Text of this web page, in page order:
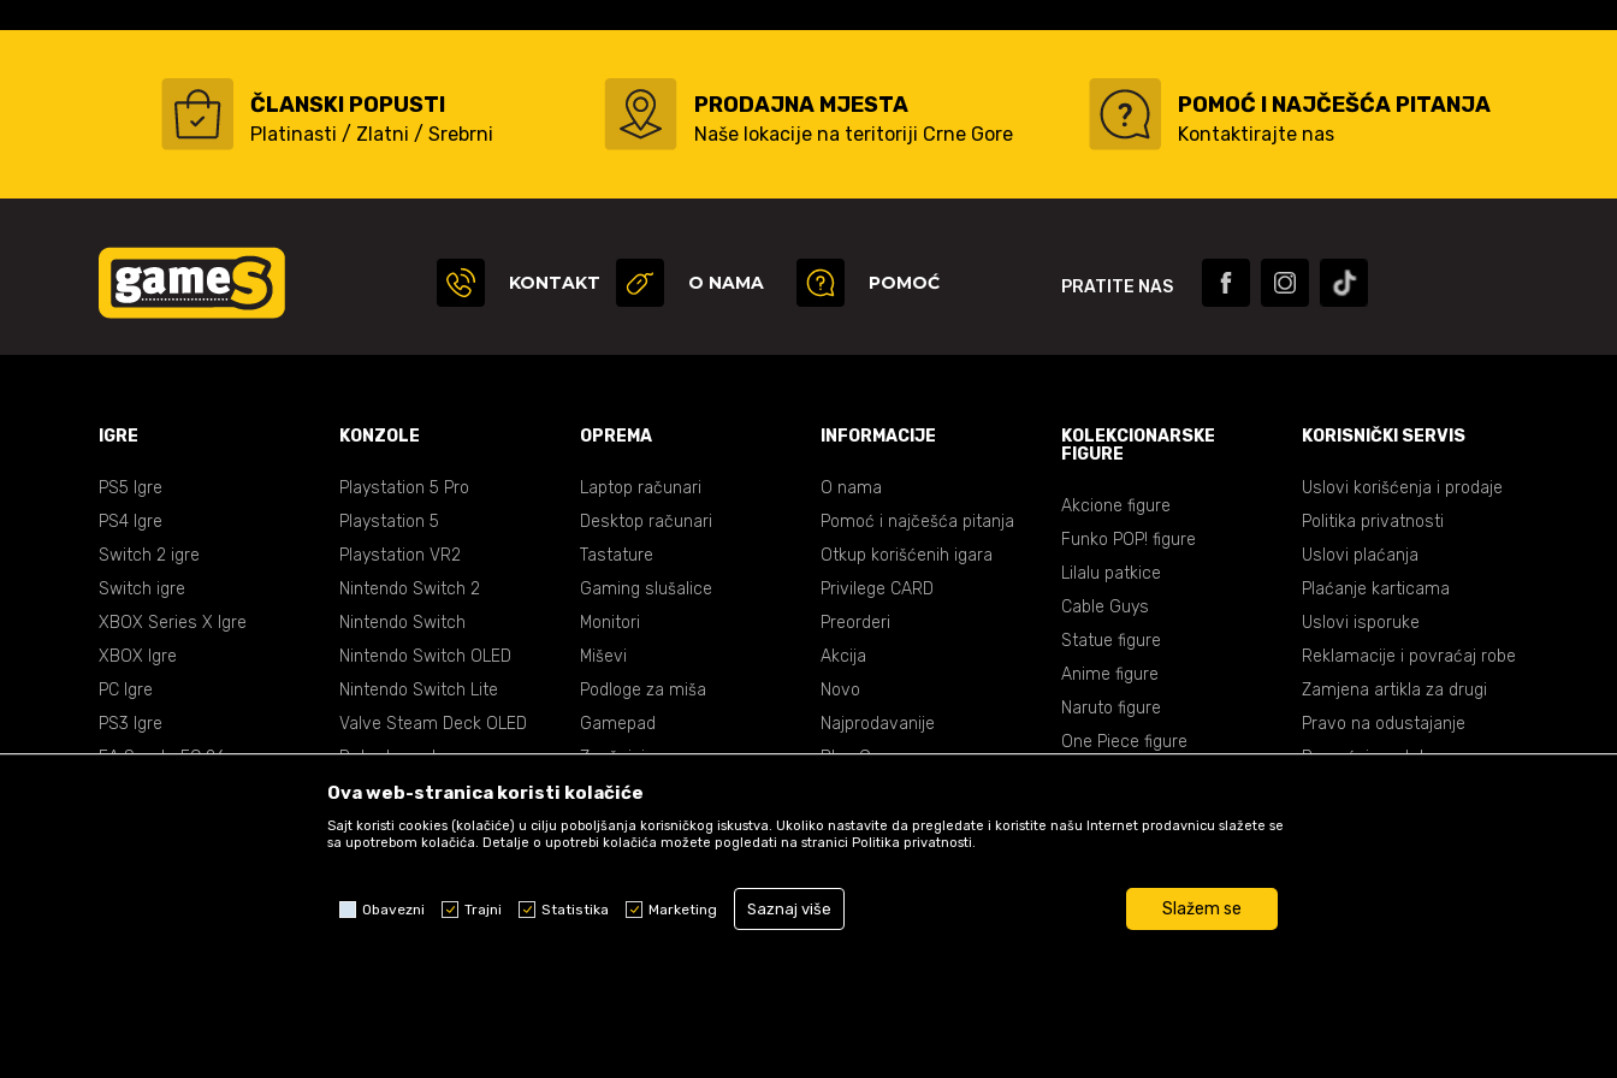
ČLANSKI POPUSTI
Platinasti / Zlatni / Srebrni
PRODAJNA MJESTA
Naše lokacije na teritoriji Crne Gore
POMOĆ I NAJČEŠĆA PITANJA
Kontaktirajte nas
KONTAKT O NAMA POMOĆ PRATITE NAS
IGRE
PS5 Igre
PS4 Igre
Switch 2 igre
Switch igre
XBOX Series X Igre
XBOX Igre
PC Igre
PS3 Igre
EA Sports FC 26
KONZOLE
Playstation 5 Pro
Playstation 5
Playstation VR2
Nintendo Switch 2
Nintendo Switch
Nintendo Switch OLED
Nintendo Switch Lite
Valve Steam Deck OLED
Retro konzole
VR Naočare
OPREMA
Laptop računari
Desktop računari
Tastature
Gaming slušalice
Monitori
Miševi
Podloge za miša
Gamepad
Zvučnici
Volani
Accessories
INFORMACIJE
O nama
Pomoć i najčešća pitanja
Otkup korišćenih igara
Privilege CARD
Preorderi
Akcija
Novo
Najprodavanije
Blog Games
KOLEKCIONARSKE
FIGURE
Akcione figure
Funko POP! figure
Lilalu patkice
Cable Guys
Statue figure
Anime figure
Naruto figure
One Piece figure
Star Wars figure
KORISNIČKI SERVIS
Uslovi korišćenja i prodaje
Politika privatnosti
Uslovi plaćanja
Plaćanje karticama
Uslovi isporuke
Reklamacije i povraćaj robe
Zamjena artikla za drugi
Pravo na odustajanje
Povraćaj sredstava
Ova web-stranica koristi kolačiće
Sajt koristi cookies (kolačiće) u cilju poboljšanja korisničkog iskustva. Ukoliko nastavite da pregledate i koristite našu Internet prodavnicu slažete se
sa upotrebom kolačića. Detalje o upotrebi kolačića možete pogledati na stranici Politika privatnosti.
Obavezni Trajni Statistika Marketing Saznaj više Slažem se